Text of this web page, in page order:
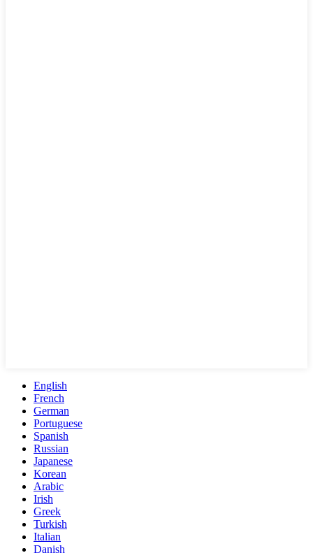
English
French
German
Portuguese
Spanish
Russian
Japanese
Korean
Arabic
Irish
Greek
Turkish
Italian
Danish